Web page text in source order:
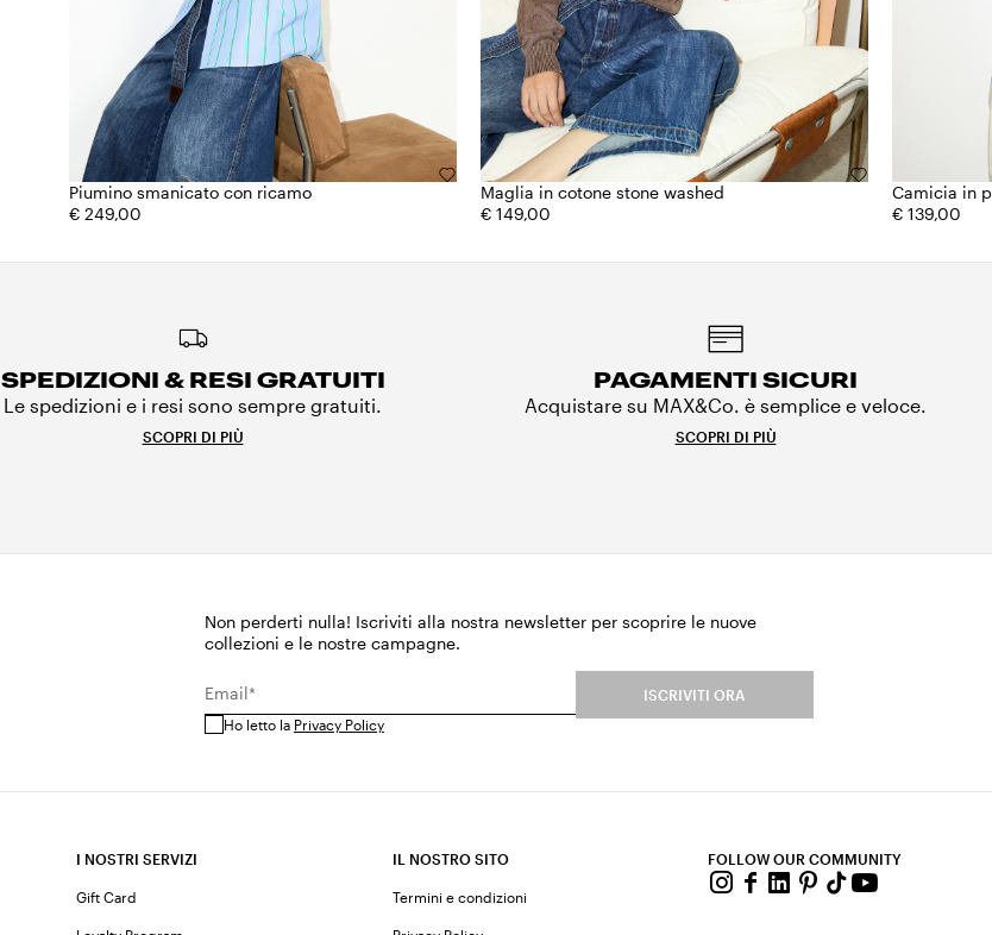
Piumino smanicato con ricamo
€ 249,00
Maglia in cotone stone washed
€ 149,00
Camicia in
€ 139,00
SPEDIZIONI & RESI GRATUITI
Le spedizioni e i resi sono sempre gratuiti.
SCOPRI DI PIÙ
PAGAMENTI SICURI
Acquistare su MAX&Co. è semplice e veloce.
SCOPRI DI PIÙ
Non perderti nulla! Iscriviti alla nostra newsletter per scoprire le nuove
collezioni e le nostre campagne.
Email*
Ho letto la Privacy Policy
ISCRIVITI ORA
I NOSTRI SERVIZI
Gift Card
IL NOSTRO SITO
Termini e condizioni
FOLLOW OUR COMMUNITY